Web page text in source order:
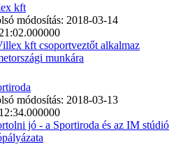
kft
módosítás: 2018-03-14
kft csoportveztőt alkalmaz
munkára
módosítás: 2018-03-13
jó - a Sportiroda és az IM stúdió